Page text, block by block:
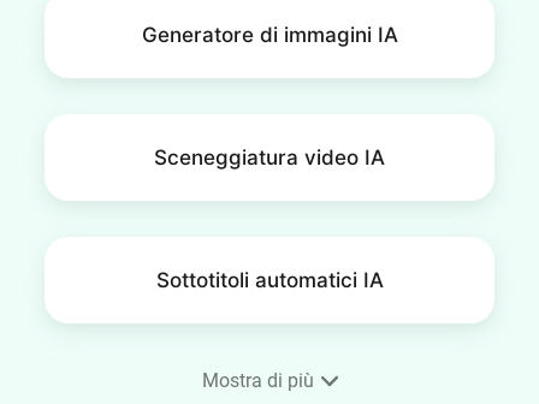
Generatore di immagini IA
Sceneggiatura video IA
Sottotitoli automatici IA
Mostra di più